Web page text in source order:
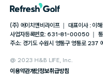
(주) 에이치앤비라이프 ｜ 대표이사 : 이해
사업자등록번호: 631-81-00050 ｜
주소: 경기도 수원시 영통구 영통로 237
@ 2023 H&B LIFE, Inc.
이용약관개인정보취급방침